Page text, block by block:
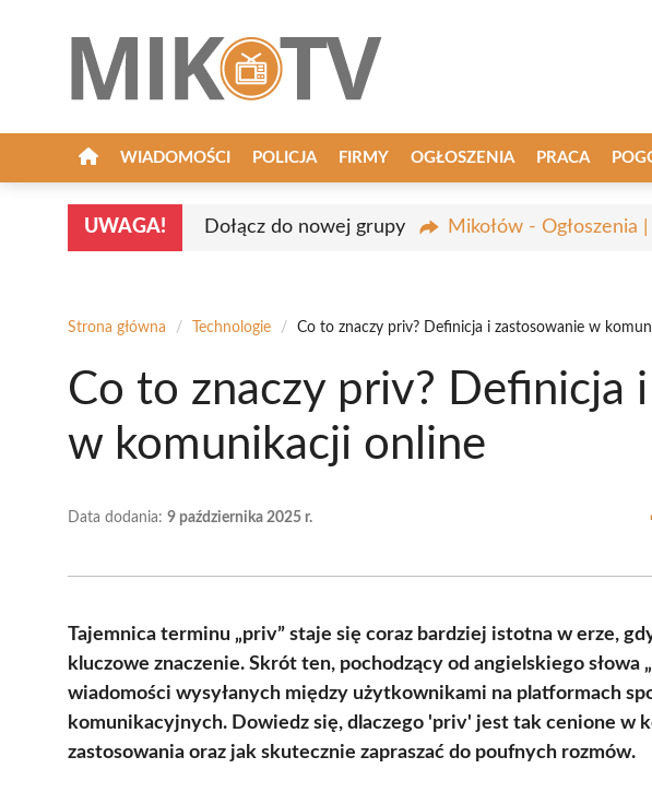
WIADOMOŚCI POLICJA FIRMY OGŁOSZENIA PRACA
UWAGA! Dołącz do nowej grupy Mikołów - Ogłoszenia
Strona główna / Technologie / Co to znaczy priv? Definicja i zastosowanie w
Co to znaczy priv? Definicja
w komunikacji online
Data dodania: 9 października 2025 r.
Tajemnica terminu „priv” staje się coraz bardziej istotna w erze,
kluczowe znaczenie. Skrót ten, pochodzący od angielskiego
wiadomości wysyłanych między użytkownikami na platformach
komunikacyjnych. Dowiedz się, dlaczego 'priv' jest tak cenione w
zastosowania oraz jak skutecznie zapraszać do poufnych rozmów.